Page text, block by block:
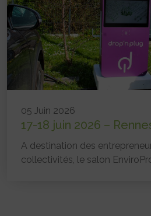
05 Juin 2026
17-18 juin 2026 –
A destination des
collectivités, le salon